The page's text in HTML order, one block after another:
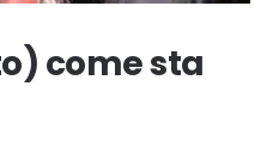
come sta